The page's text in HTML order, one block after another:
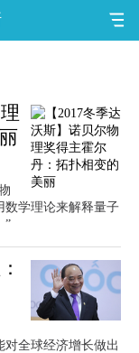
数学理论来解释量子
”
对全球经济增长做出